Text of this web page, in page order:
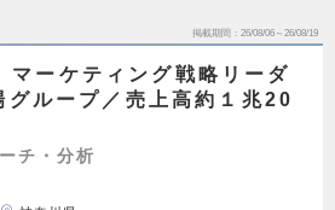
掲載期間 26/08/06～26/08/19
マーケティング戦略リーダ
ループ／売上高約１兆20
チ・分析